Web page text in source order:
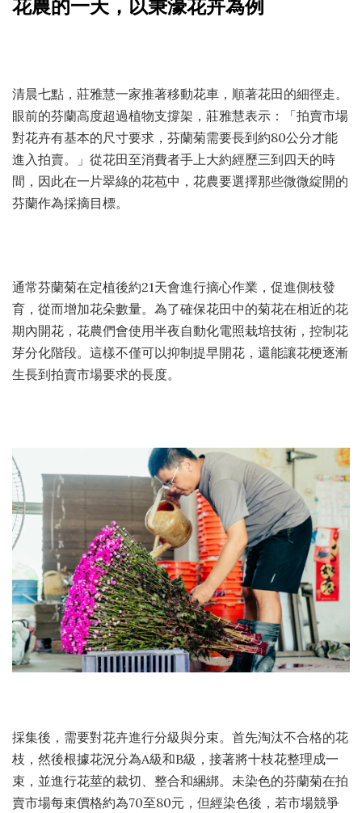
花農的一天，以秉濠花卉為例
清晨七點，莊雅慧一家推著移動花車，順著花田的細徑走。
眼前的芬蘭高度超過植物支撐架，莊雅慧表示：「拍賣市場
對花卉有基本的尺寸要求，芬蘭菊需要長到約80公分才能
進入拍賣。」從花田至消費者手上大約經歷三到四天的時
間，因此在一片翠綠的花苞中，花農要選擇那些微微綻開的
芬蘭作為採摘目標。
通常芬蘭菊在定植後約21天會進行摘心作業，促進側枝發
育，從而增加花朵數量。為了確保花田中的菊花在相近的花
期內開花，花農們會使用半夜自動化電照栽培技術，控制花
芽分化階段。這樣不僅可以抑制提早開花，還能讓花梗逐漸
生長到拍賣市場要求的長度。
採集後，需要對花卉進行分級與分束。首先淘汰不合格的花
枝，然後根據花況分為A級和B級，接著將十枝花整理成一
束，並進行花莖的裁切、整合和綑綁。未染色的芬蘭菊在拍
賣市場每束價格約為70至80元，但經染色後，若市場競爭